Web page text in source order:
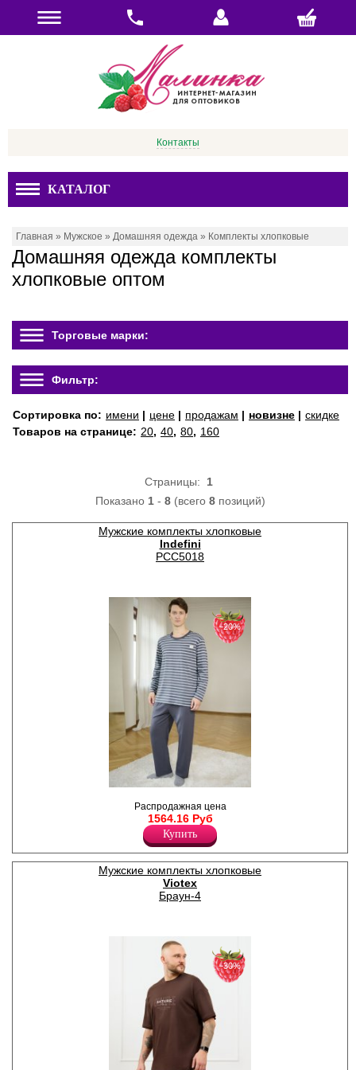
Контакты
КАТАЛОГ
Главная » Мужское » Домашняя одежда » Комплекты хлопковые
Домашняя одежда комплекты
хлопковые оптом
Торговые марки:
Фильтр:
Сортировка по: имени | цене | продажам | новизне | скидке
Товаров на странице: 20, 40, 80, 160
Страницы: 1
Показано 1- 8(всего 8позиций)
Мужские комплекты хлопковые
Indefini
PCC5018
Хлопок 100%
−20%
Распродажная цена
1564.16 Руб
Купить
Мужские комплекты хлопковые
Viotex
Браун-4
−30%